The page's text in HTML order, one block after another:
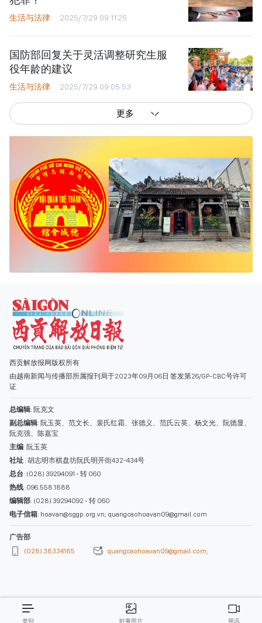
生活与法律 2025/7/29 09:11:25
国防部回复关于灵活调整研究生服
役年龄的建议
生活与法律 2025/7/29 09:05:53
更多
西贡解放报网版权所有
由越南新闻与传播部所属报刊局于2023年09月06日 签发第26/GP-CBC号许可
副总编辑: 阮玉英、范文长、裴氏红霜、张德义、范氏云英、杨文光、阮德显、
阮克强、陈嘉宝
主编: 阮玉英
社址: 胡志明市棋盘坊阮氏明开街432-434号
总台: (028) 39294091 - 转 060
热线: 096.558.1888
编辑部: (028) 39294092 - 转 060
电子信箱
广告部
(028) 38334185
quangcaohoavan09@gmail.com;
类别